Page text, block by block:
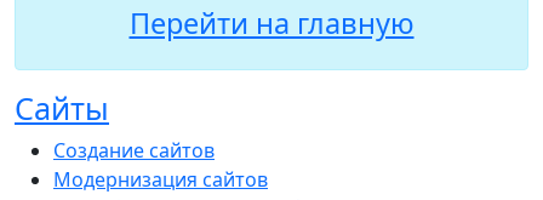
Перейти на главную
Сайты
Создание сайтов
Модернизация сайтов